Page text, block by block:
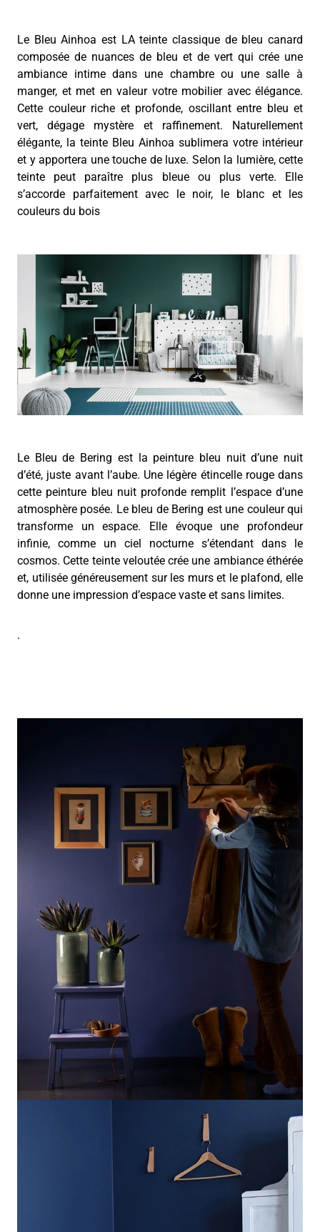
Le Bleu Ainhoa est LA teinte classique de bleu canard
composée de nuances de bleu et de vert qui crée une
ambiance intime dans une chambre ou une salle à
manger, et met en valeur votre mobilier avec élégance.
Cette couleur riche et profonde, oscillant entre bleu et
vert, dégage mystère et raffinement. Naturellement
élégante, la teinte Bleu Ainhoa sublimera votre intérieur
et y apportera une touche de luxe. Selon la lumière, cette
teinte peut paraître plus bleue ou plus verte. Elle
s’accorde parfaitement avec le noir, le blanc et les
couleurs du bois
Le Bleu de Bering est la peinture bleu nuit d’une nuit
d’été, juste avant l’aube. Une légère étincelle rouge dans
cette peinture bleu nuit profonde remplit l’espace d’une
atmosphère posée. Le bleu de Bering est une couleur qui
transforme un espace. Elle évoque une profondeur
infinie, comme un ciel nocturne s’étendant dans le
cosmos. Cette teinte veloutée crée une ambiance éthérée
et, utilisée généreusement sur les murs et le plafond, elle
donne une impression d’espace vaste et sans limites.
.